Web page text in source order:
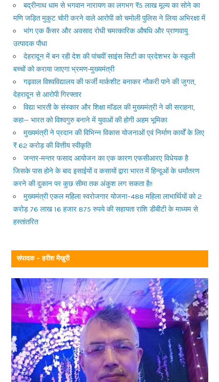
बद्रीनाथ धाम से भगवान नारायण का लगभग ₹5 लाख मूल्य का सोने का
मणि जड़ित मुकुट चोरी करने वाले आरोपी को चमोली पुलिस ने लिया अभिरक्षा में
भांग एक कैंसर और अवसाद रोधी चमत्कारिक औषधि और प्राणवायु
उत्पादक पौधा
देहरादून में बन रही देश की पांचवीं साइंस सिटी का प्रदेशभर के स्कूली
बच्चों को कराया जाएगा भ्रमण-मुख्यमंत्री
गढ़वाल विश्वविद्यालय की फर्जी मार्कशीट बनाकर नौकरी पाने की जुगत,
देहरादून से आरोपी गिरफ्तार
विद्या भारती के संस्कार और शिक्षा मॉडल की मुख्यमंत्री ने की सराहना,
कहा— भारत को विश्वगुरु बनाने में युवाओं की होगी अहम भूमिका
मुख्यमंत्री ने प्रदान की विभिन्न विकास योजनाओं एवं निर्माण कार्यों के लिए
₹ 62 करोड़ की वित्तीय स्वीकृति
जन्तर-मन्तर फसाद आयोजन का एक कारण एफसीआरए विधेयक है
जिसके पास होने के बाद इसाईयों व कसायों द्वारा भारत में हिन्दूओं के धर्मांतरण
करने की दुकान पर कुछ सीमा तक अंकुश लग सकता है!!
मुख्यमंत्री एकल महिला स्वरोजगार योजना–488 महिला लाभार्थियों को 2
करोड़ 76 लाख 16 हजार 875 रुपये की सहायता राशि डीबीटी के माध्यम से
हस्तांतरित
संपादक – हरीश मैखुरी